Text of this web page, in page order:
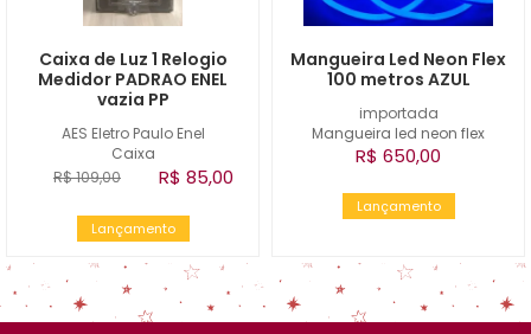
AES Eletro Paulo Enel
Caixa
Caixa de Luz 1 Relogio
Medidor PADRAO ENEL
vazia PP
R$ 109,00 R$ 85,00
Lançamento
importada
Mangueira led neon flex
Mangueira Led Neon Flex
100 metros AZUL
R$ 650,00
Lançamento